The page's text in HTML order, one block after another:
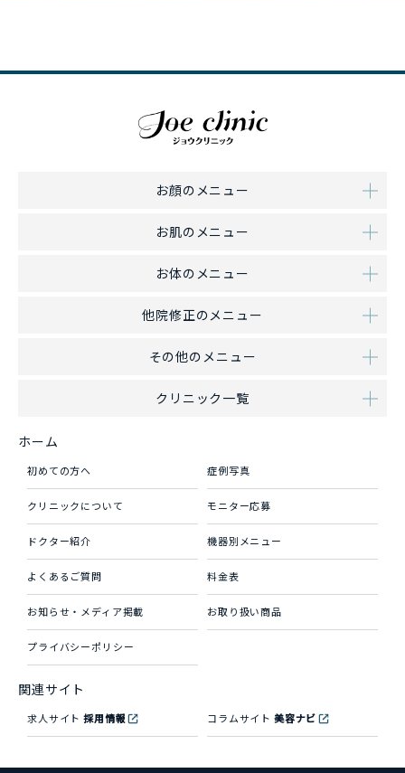
お顔のメニュー
お肌のメニュー
お体のメニュー
他院修正のメニュー
その他のメニュー
クリニック一覧
ホーム
初めての方へ 症例写真
クリニックについて モニター応募
ドクター紹介 機器別メニュー
よくあるご質問 料金表
お知らせ・メディア掲載 お取り扱い商品
プライバシーポリシー
関連サイト
求人サイト採用情報 コラムサイト 美容ナビ